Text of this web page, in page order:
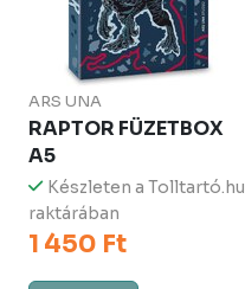
ARS UNA
RAPTOR FÜZETBOX
A5
Készleten a Tolltartó.hu
raktárában
1 450 Ft